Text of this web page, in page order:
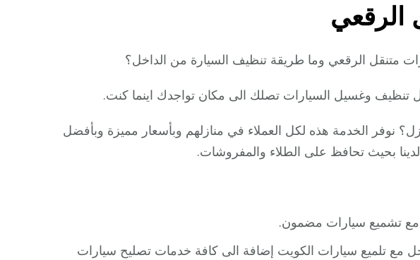
الرقعي
الرقعي وما طريقة تنظيف السيارة من الداخل؟
وغسيل السيارات تصلك الى مكان تواجدك اينما كنت.
نوفر الخدمة هذه لكل العملاء في منازلهم وبأسعار مميزة وبأفضل
لدينا بحيث تحافظ على الطلاء والمفروشات.
مع تشميع سيارات مضمون.
مع تلميع سيارات الكويت إضافة الى كافة خدمات تصليح سيارات